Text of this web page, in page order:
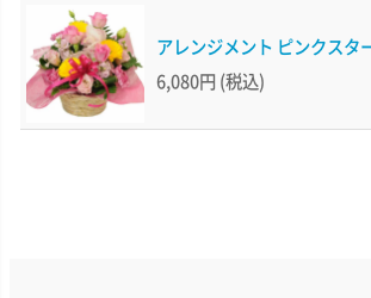
アレンジメント ピンクスタ
6,080円 (税込)